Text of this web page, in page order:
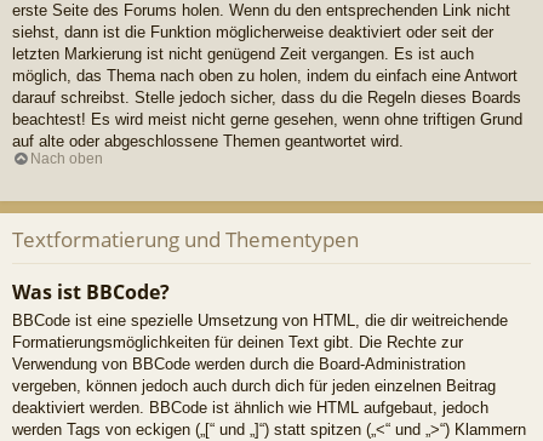
erste Seite des Forums holen. Wenn du den entsprechenden Link nicht
siehst, dann ist die Funktion möglicherweise deaktiviert oder seit der
letzten Markierung ist nicht genügend Zeit vergangen. Es ist auch
möglich, das Thema nach oben zu holen, indem du einfach eine Antwort
darauf schreibst. Stelle jedoch sicher, dass du die Regeln dieses Boards
beachtest! Es wird meist nicht gerne gesehen, wenn ohne triftigen Grund
auf alte oder abgeschlossene Themen geantwortet wird.
Nach oben
Textformatierung und Thementypen
Was ist BBCode?
BBCode ist eine spezielle Umsetzung von HTML, die dir weitreichende
Formatierungsmöglichkeiten für deinen Text gibt. Die Rechte zur
Verwendung von BBCode werden durch die Board-Administration
vergeben, können jedoch auch durch dich für jeden einzelnen Beitrag
deaktiviert werden. BBCode ist ähnlich wie HTML aufgebaut, jedoch
werden Tags von eckigen („[“ und „]“) statt spitzen („<“ und „>“) Klammern